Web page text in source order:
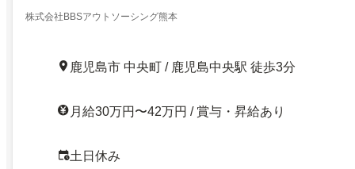
株式会社BBSアウトソーシング熊本
鹿児島市 中央町 / 鹿児島中央駅 徒歩3分
月給30万円〜42万円 / 賞与・昇給あり
土日休み